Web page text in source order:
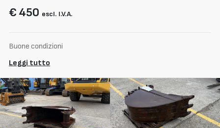
€ 450 escl. I.V.A.
Buone condizioni
Leggi tutto